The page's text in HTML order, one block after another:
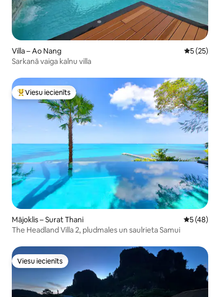
Villa – Ao Nang Vidējais
5 (25)
Sarkanā vaiga kalnu villa
Populārs viesu iecienīts mājoklis
Viesu iecienīts
Mājoklis – Surat Thani Vidējais
5 (48)
The Headland Villa 2, pludmales un saulrieta Samui
Viesu iecienīts
Viesu iecienīts